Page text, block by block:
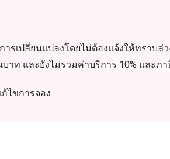
คอดดำสตรีมในซอสโชยุที่หอมหวาน
มูคูโรบูตะตุ๋นในซอสโชยุ รสชาติอ่อนนุ่มแล
Westin Grande Sukhumvit,
รรับประทานอาหารที่ไม่ทำให้ผิดหวัง ไ
ารเปลี่ยนแปลงโดยไม่ต้องแจ้งให้ทราบล่
าท และยังไม่รวมค่าบริการ 10% และภ
วกับการแพ้อาหาร โปรดแจ้งเตือนเซิร์
น วันจันทร์-อาทิตย์
น.
ไขการจอง